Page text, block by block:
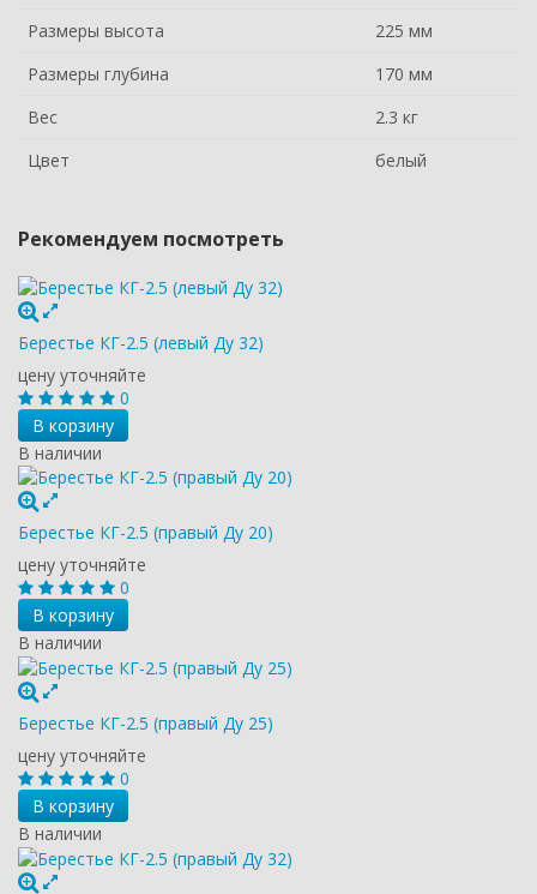
Размеры высота
225 мм
Размеры глубина
170 мм
Вес
2.3 кг
Цвет
белый
Рекомендуем посмотреть
Берестье КГ-2.5 (левый Ду 32)
цену уточняйте
0
В корзину
В наличии
Берестье КГ-2.5 (правый Ду 20)
цену уточняйте
0
В корзину
В наличии
Берестье КГ-2.5 (правый Ду 25)
цену уточняйте
0
В корзину
В наличии